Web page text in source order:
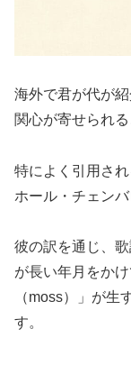
海外で君が代が
関心が寄せられる
特によく引用さ
ホール・チェン
彼の訳を通じ、
が長い年月をか
（moss）」が生
す。